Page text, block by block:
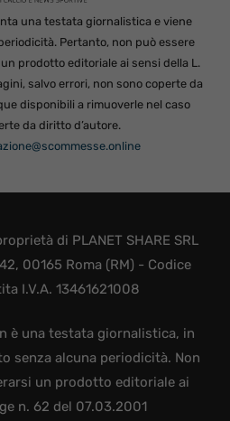
una testata giornalistica e viene
Pertanto, non può essere
prodotto editoriale ai sensi della L.
salvo errori, non sono coperte da
disponibili a rimuoverle nel caso
da diritto d’autore.
di PLANET SHARE SRL
00165 Roma (RM) - Codice
I.V.A. 13461621008
è una testata giornalistica, in
senza alcuna periodicità. Non
un prodotto editoriale ai
n. 62 del 07.03.2001